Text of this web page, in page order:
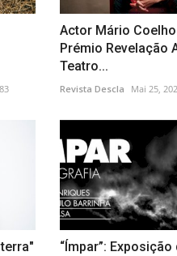
Actor Mário
Prémio Revelação
Teatro...
Revista Descla Mai 25,
“Ímpar”: Exposição